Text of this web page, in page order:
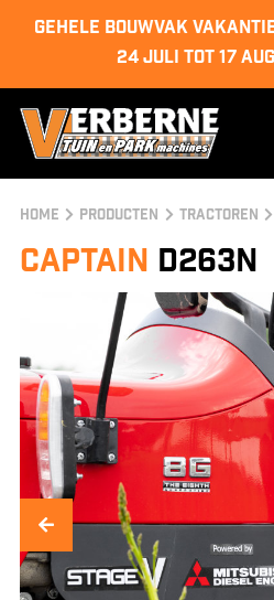
GEHELE BOUWVAK
24 juli tot 17
Home Producten Tractoren
Captain D263N